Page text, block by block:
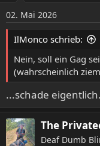
n
e
n
02. Mai 2026
IlMonco schrieb:
Nein, soll ein Gag
(wahrscheinlich
...schade eigentlich.
The
Deaf Dumb